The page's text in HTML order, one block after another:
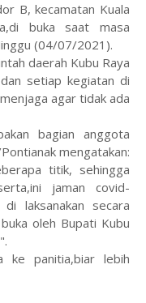
B, kecamatan Kuala
buka saat masa
(04/07/2021).
daerah Kubu Raya
setiap kegiatan di
agar tidak ada
bagian anggota
mengatakan:
titik, sehingga
jaman covid-
laksanakan secara
oleh Bupati Kubu
ke panitia,biar lebih